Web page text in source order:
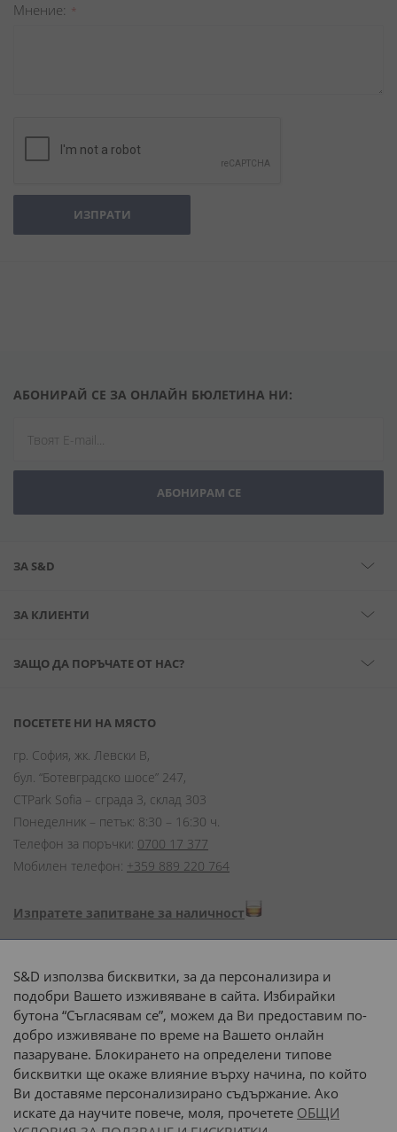
Мнение
ИЗПРАТИ
АБОНИРАЙ СЕ ЗА ОНЛАЙН БЮЛЕТИНА НИ:
АБОНИРАМ СЕ
ЗА S&D
ЗА КЛИЕНТИ
ЗАЩО ДА ПОРЪЧАТЕ ОТ НАС?
ПОСЕТЕТЕ НИ НА МЯСТО
гр. София, жк. Левски В,
бул. “Ботевградско шосе” 247,
CTPark Sofia – сграда 3, склад 303
Понеделник – петък: 8:30 – 16:30 ч.
Телефон за поръчки: 0700 17 377
Мобилен телефон: +359 889 220 764
Изпратете запитване за наличност
Начини на плащане:
Доставка до адрес с:
или
наш транспорт
S&D използва бисквитки, за да персонализира и
подобри Вашето изживяване в сайта. Избирайки
бутона “Съгласявам се”, можем да Ви предоставим по-
добро изживяване по време на Вашето онлайн
пазаруване. Блокирането на определени типове
бисквитки ще окаже влияние върху начина, по който
Ви доставяме персонализирано съдържание. Ако
искате да научите повече, моля, прочетете ОБЩИ